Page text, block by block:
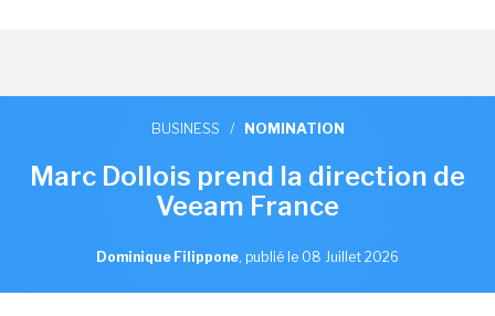
BUSINESS / NOMINATION
Marc Dollois prend la direction de
Veeam France
Dominique Filippone, publié le 08 Juillet 2026